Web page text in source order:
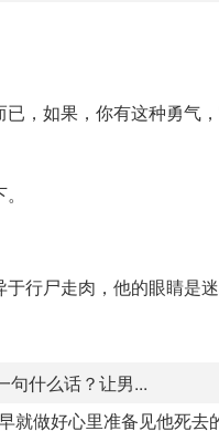
，如果，你有这种勇气
行尸走肉，他的眼睛是迷
句什么话？让男...
就做好心里准备见他死